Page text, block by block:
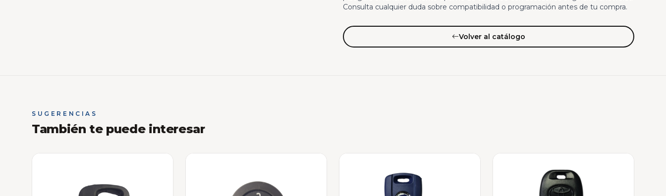
Consulta cualquier duda sobre compatibilidad o programación antes de tu compra.
Volver al catálogo
SUGERENCIAS
También te puede interesar